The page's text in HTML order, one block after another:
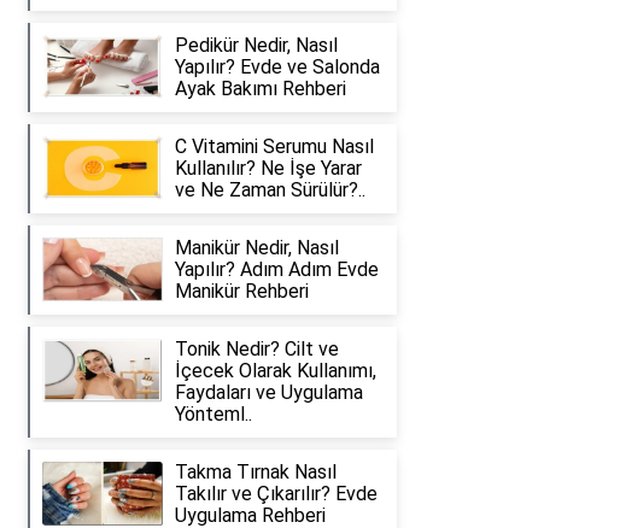
Pedikür Nedir, Nasıl
Yapılır? Evde ve Salonda
Ayak Bakımı Rehberi
C Vitamini Serumu Nasıl
Kullanılır? Ne İşe Yarar
ve Ne Zaman Sürülür?..
Manikür Nedir, Nasıl
Yapılır? Adım Adım Evde
Manikür Rehberi
Tonik Nedir? Cilt ve
İçecek Olarak Kullanımı,
Faydaları ve Uygulama
Yönteml..
Takma Tırnak Nasıl
Takılır ve Çıkarılır? Evde
Uygulama Rehberi